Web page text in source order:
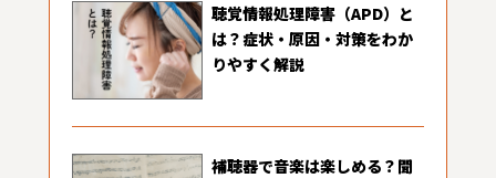
聴覚情報処理障害（APD）と
は？症状・原因・対策をわか
りやすく解説
補聴器で音楽は楽しめる？聞